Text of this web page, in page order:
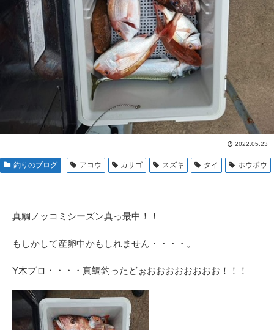
2022.05.23
釣りのブログ アコウ カサゴ スズキ タイ ホウボウ
真鯛ノッコミシーズン真っ最中！！
もしかして産卵中かもしれません・・・・。
Y木プロ・・・・真鯛釣ったどぉおおおおおおおお！！！